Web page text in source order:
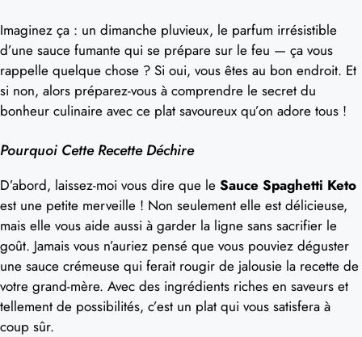
Imaginez ça : un dimanche pluvieux, le parfum irrésistible
d’une sauce fumante qui se prépare sur le feu — ça vous
rappelle quelque chose ? Si oui, vous êtes au bon endroit. Et
si non, alors préparez-vous à comprendre le secret du
bonheur culinaire avec ce plat savoureux qu’on adore tous !
Pourquoi Cette Recette Déchire
D’abord, laissez-moi vous dire que le Sauce Spaghetti Keto
est une petite merveille ! Non seulement elle est délicieuse,
mais elle vous aide aussi à garder la ligne sans sacrifier le
goût. Jamais vous n’auriez pensé que vous pouviez déguster
une sauce crémeuse qui ferait rougir de jalousie la recette de
votre grand-mère. Avec des ingrédients riches en saveurs et
tellement de possibilités, c’est un plat qui vous satisfera à
coup sûr.